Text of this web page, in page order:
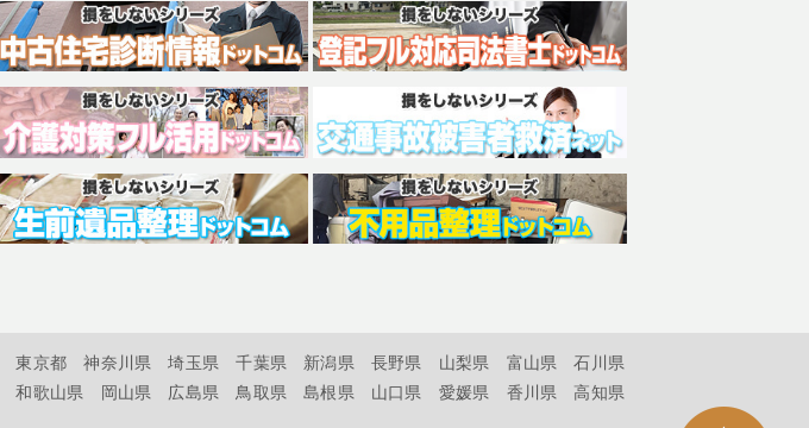
東京都 神奈川県 埼玉県 千葉県 新潟県 長野県 山梨県 富山県
石川県
和歌山県 岡山県 広島県 鳥取県 島根県 山口県 愛媛県 香川県
高知県